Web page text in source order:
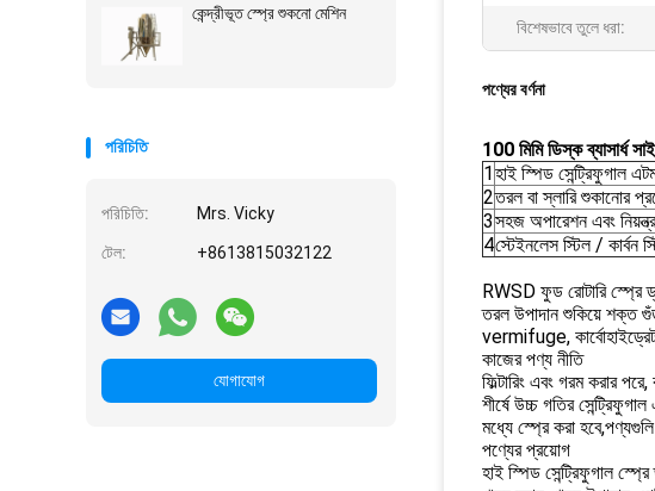
কেন্দ্রীভূত স্প্রে শুকনো মেশিন
পরিচিতি
পরিচিতি: Mrs. Vicky
টেল: +8613815032122
যোগাযোগ
বিশেষভাবে তুলে ধরা:
পণ্যের বর্ণনা
100 মিমি ডিস্ক ব্যাসার্ধ
1হাই স্পিড সেন্ট্রিফুগাল
2তরল বা স্লারি শুকানোর
3সহজ অপারেশন এবং
4স্টেইনলেস স্টিল / কার্বন
RWSD ফুড রোটারি স্প্রে
তরল উপাদান শুকিয়ে শক্ত
vermifuge, কার্বোহাইড্রেট,
কাজের পণ্য নীতি
ফিল্টারিং এবং গরম করার
শীর্ষে উচ্চ গতির
মধ্যে স্প্রে করা
পণ্যের প্রয়োগ
হাই স্পিড সেন্ট্রিফুগাল